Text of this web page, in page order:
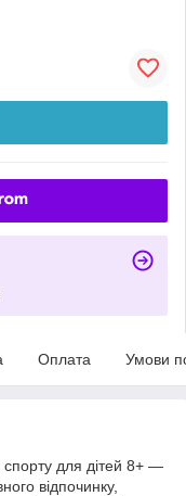
Оплата Умови
спорту для дітей 8+ —
відпочинку,